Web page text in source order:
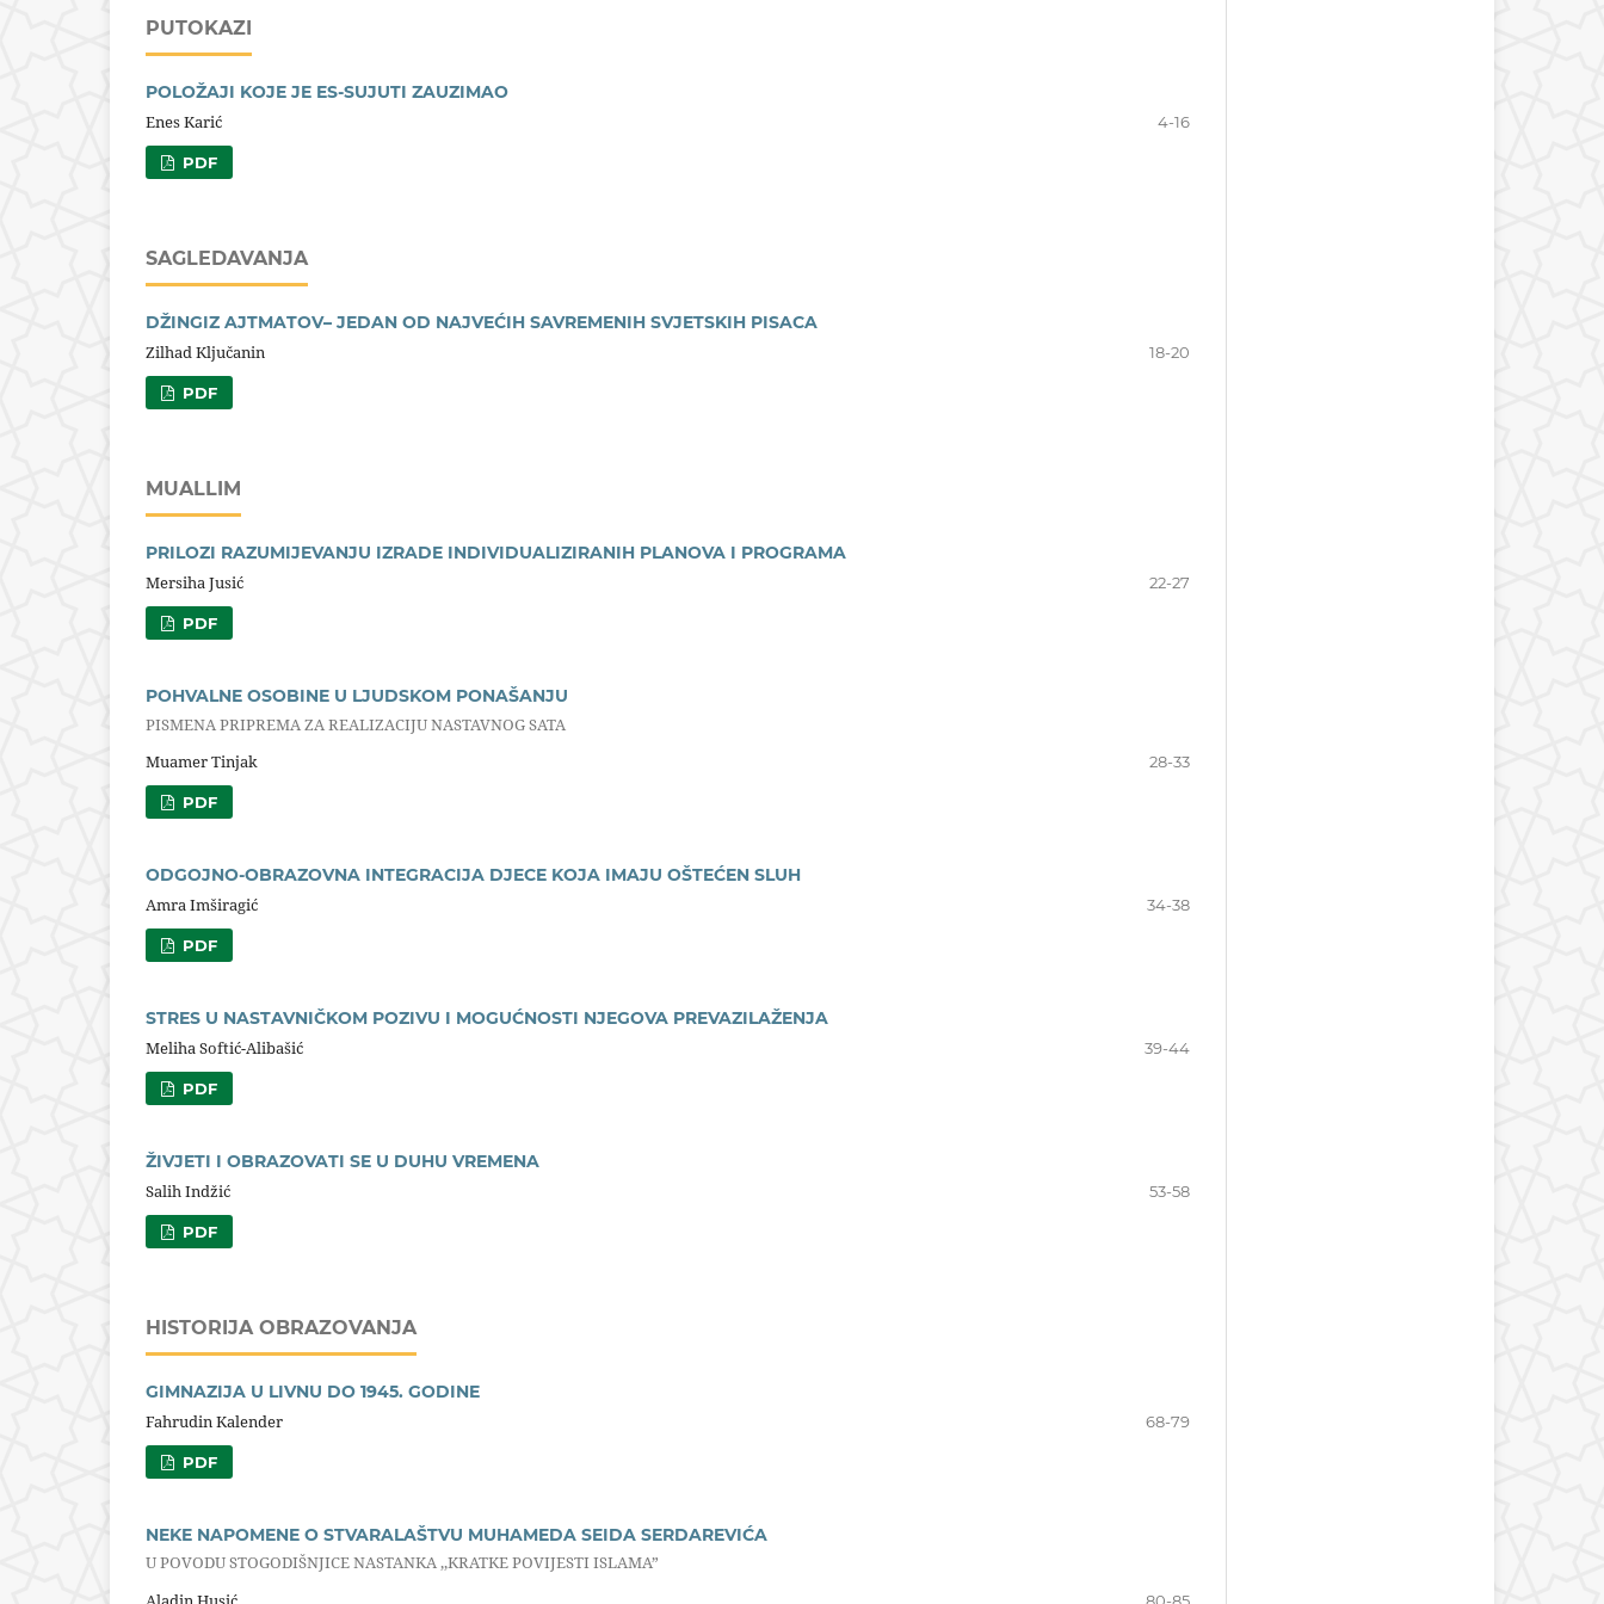
PUTOKAZI
POLOŽAJI KOJE JE ES-SUJUTI ZAUZIMAO
Enes Karić
4-16
PDF
SAGLEDAVANJA
DŽINGIZ AJTMATOV– JEDAN OD NAJVEĆIH SAVREMENIH SVJETSKIH PISACA
Zilhad Ključanin
18-20
PDF
MUALLIM
PRILOZI RAZUMIJEVANJU IZRADE INDIVIDUALIZIRANIH PLANOVA I PROGRAMA
Mersiha Jusić
22-27
PDF
POHVALNE OSOBINE U LJUDSKOM PONAŠANJU
PISMENA PRIPREMA ZA REALIZACIJU NASTAVNOG SATA
Muamer Tinjak
28-33
PDF
ODGOJNO-OBRAZOVNA INTEGRACIJA DJECE KOJA IMAJU OŠTEĆEN SLUH
Amra Imširagić
34-38
PDF
STRES U NASTAVNIČKOM POZIVU I MOGUĆNOSTI NJEGOVA PREVAZILAŽENJA
Meliha Softić-Alibašić
39-44
PDF
ŽIVJETI I OBRAZOVATI SE U DUHU VREMENA
Salih Indžić
53-58
PDF
HISTORIJA OBRAZOVANJA
GIMNAZIJA U LIVNU DO 1945. GODINE
Fahrudin Kalender
68-79
PDF
NEKE NAPOMENE O STVARALAŠTVU MUHAMEDA SEIDA SERDAREVIĆA
U POVODU STOGODIŠNJICE NASTANKA ,,KRATKE POVIJESTI ISLAMA”
80-85